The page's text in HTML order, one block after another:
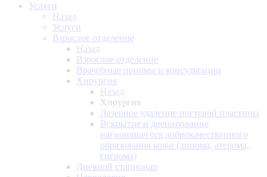
Услуги
Назад
Услуги
Взрослое отделение
Назад
Взрослое отделение
Врачебные приемы и консультации
Хирургия
Назад
Хирургия
Лазерное удаление ногтевой пластины
Вскрытие и дренирование
нагноившегося доброкачественного
образования кожи (липома, атерома,
гигрома)
Дневной стационар